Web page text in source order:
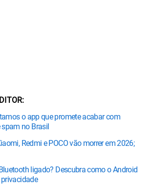
o app que promete acabar com
no Brasil
Redmi e POCO vão morrer em 2026;
ligado? Descubra como o Android